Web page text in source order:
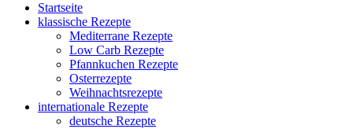
Startseite
klassische Rezepte
Mediterrane Rezepte
Low Carb Rezepte
Pfannkuchen Rezepte
Osterrezepte
Weihnachtsrezepte
internationale Rezepte
deutsche Rezepte